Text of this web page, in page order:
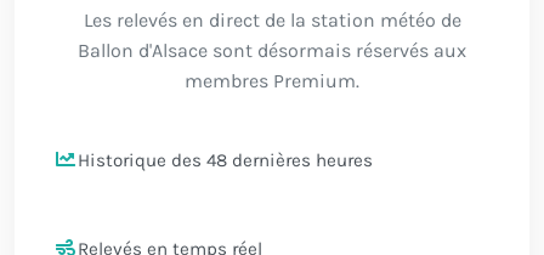
Les relevés en direct de la station météo de
Ballon d'Alsace sont désormais réservés aux
membres Premium.
Historique des 48 dernières heures
Relevés en temps réel